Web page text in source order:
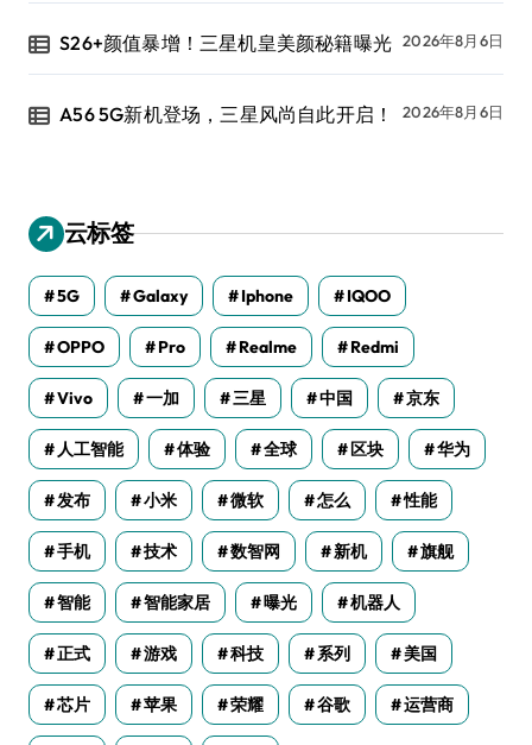
S26+颜值暴增！三星机皇美颜秘籍曝光 2026年8月6日
A56 5G新机登场，三星风尚自此开启！ 2026年8月6日
云标签
5G Galaxy Iphone IQOO
OPPO Pro Realme Redmi
Vivo 一加 三星 中国 京东
人工智能 体验 全球 区块 华为
发布 小米 微软 怎么 性能
手机 技术 数智网 新机 旗舰
智能 智能家居 曝光 机器人
正式 游戏 科技 系列 美国
芯片 苹果 荣耀 谷歌 运营商